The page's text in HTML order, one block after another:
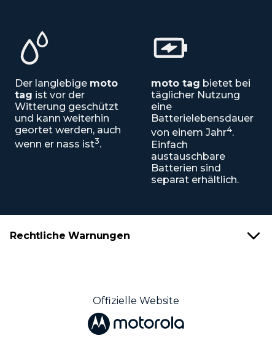
Der langlebige moto
tag ist vor der
Witterung geschützt
und kann weiterhin
geortet werden, auch
wenn er nass ist3.
moto tag bietet bei
täglicher Nutzung
eine
Batterielebensdauer
von einem Jahr4.
Einfach
austauschbare
Batterien sind
separat erhältlich.
Rechtliche Warnungen
Offizielle Website